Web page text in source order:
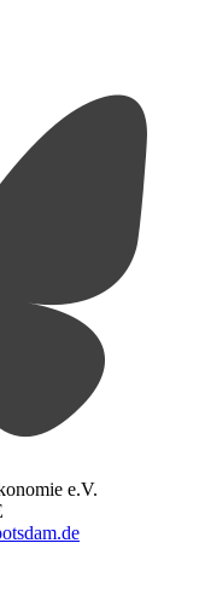
e.V.